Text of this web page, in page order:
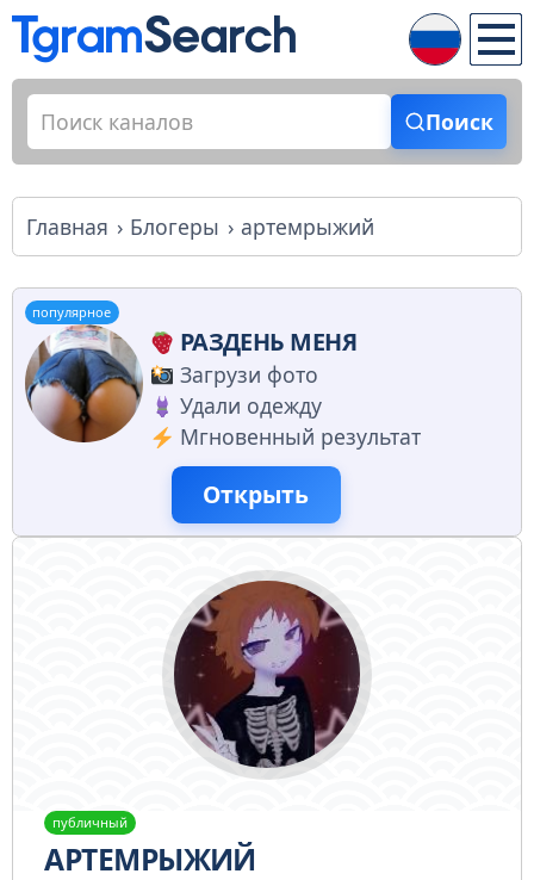
Поиск
Главная Блогеры артемрыжий
популярное
РАЗДЕНЬ МЕНЯ
Загрузи фото
Удали одежду
Мгновенный результат
Открыть
публичный
АРТЕМРЫЖИЙ